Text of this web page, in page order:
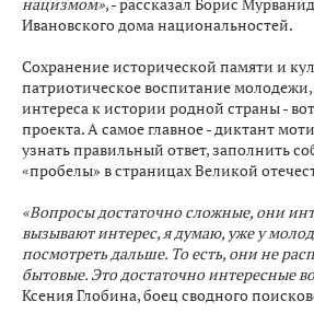
Ивановского дома национальностей.
Сохранение исторической памяти и
патриотическое воспитание
интереса к истории родной страны -
проекта. А самое главное - диктант
узнать правильный ответ, заполнить
«пробелы» в страницах Великой
«Вопросы достаточно сложные, они
вызывают интерес, я думаю, уже у
посмотреть дальше. То есть, они не
бытовые. Это достаточно интересные
Ксения Глобина, боец сводного